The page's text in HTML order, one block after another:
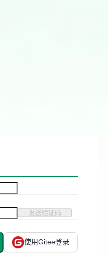
发送验证码
使用Gitee登录